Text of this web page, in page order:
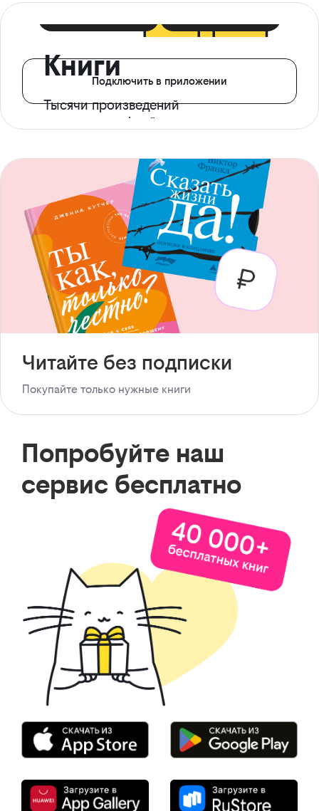
Книги
Тысячи произведений
с доступом офлайн
Подключить в приложении
Читайте без подписки
Покупайте только нужные книги
Попробуйте наш
сервис бесплатно